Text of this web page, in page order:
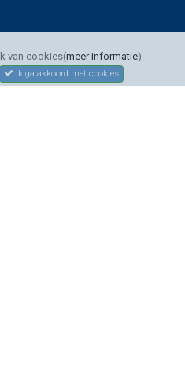
van cookies(meer informatie)
ik ga akkoord met cookies